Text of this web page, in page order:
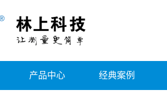
产品中心 经典案例